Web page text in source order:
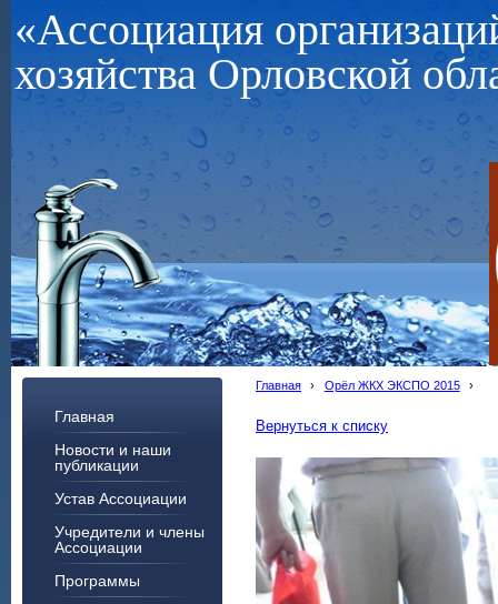
«Ассоциация
хозяйства Орловской
Главная
Новости и наши
публикации
Устав Ассоциации
Учредители и члены
Ассоциации
Программы
Главная › Орёл ЖКХ ЭКСПО 2015 ›
Вернуться к списку